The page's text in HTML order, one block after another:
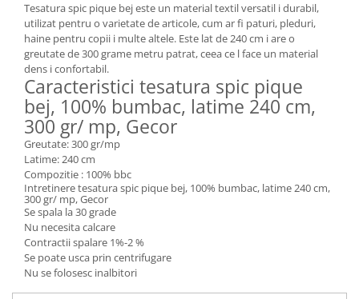
Tesatura spic pique bej este un material textil versatil i durabil,
utilizat pentru o varietate de articole, cum ar fi paturi, pleduri,
haine pentru copii i multe altele. Este lat de 240 cm i are o
greutate de 300 grame metru patrat, ceea ce l face un material
dens i confortabil.
Caracteristici tesatura spic pique
bej, 100% bumbac, latime 240 cm,
300 gr/ mp, Gecor
Greutate: 300 gr/mp
Latime: 240 cm
Compozitie : 100% bbc
Intretinere tesatura spic pique bej, 100% bumbac, latime 240 cm,
300 gr/ mp, Gecor
Se spala la 30 grade
Nu necesita calcare
Contractii spalare 1%-2 %
Se poate usca prin centrifugare
Nu se folosesc inalbitori